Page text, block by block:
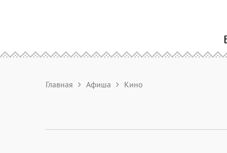
Главная Афиша Кино